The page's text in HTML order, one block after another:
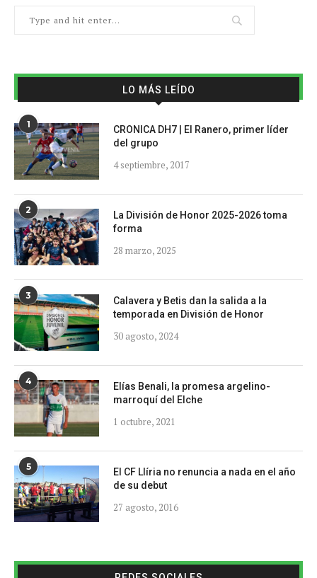
LO MÁS LEÍDO
1
CRONICA DH7 | El Ranero, primer líder
del grupo
4 septiembre, 2017
2
La División de Honor 2025-2026 toma
forma
28 marzo, 2025
3
Calavera y Betis dan la salida a la
temporada en División de Honor
30 agosto, 2024
4
Elías Benali, la promesa argelino-
marroquí del Elche
1 octubre, 2021
5
El CF Llíria no renuncia a nada en el año
de su debut
27 agosto, 2016